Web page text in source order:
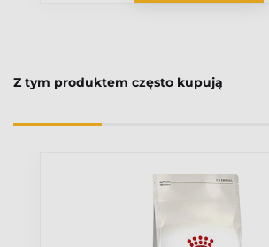
Z tym produktem często kupują